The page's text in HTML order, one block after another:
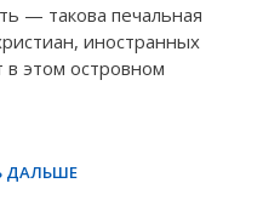
— такова печальная
иностранных
в этом островном